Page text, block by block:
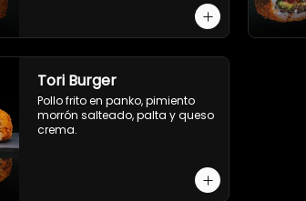
Tori Burger
Pollo frito en panko, pimiento
morrón salteado, palta y queso
crema.